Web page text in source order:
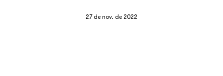
27 de nov. de 2022